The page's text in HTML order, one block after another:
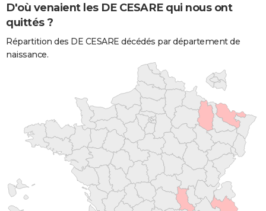
D'où venaient les DE CESARE qui nous ont
quittés ?
Répartition des DE CESARE décédés par département de
naissance.